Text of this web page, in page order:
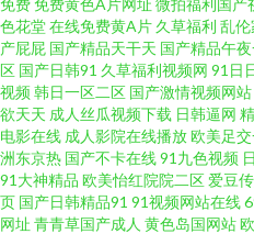
炮在线 久草影片 日本成人三级 微拍福
妇人妻影院 日本三级大片 伊人影音成
成人 微拍福利88 99超碰美女 国产主
精品 超碰自p拍 久久av社区 欧美区另
免费免费黄色A片网址 微拍福利国产
色花堂在线免费黄A片 久草福利 乱伦
产屁屁 国产精品天干天 国产精品午
区 国产日韩91 久草福利视频网 91日
视频韩日一区二区 国产激情视频网站
欲天天 成人丝瓜视频下载 日韩逼网
电影在线 成人影院在线播放欧美足
洲东京热 国产不卡在线91九色视频
91大神精品 欧美怡红院院二区 爱豆
页 国产日韩精品91 91视频网站在线
网址 青青草国产成人 黄色岛国网站